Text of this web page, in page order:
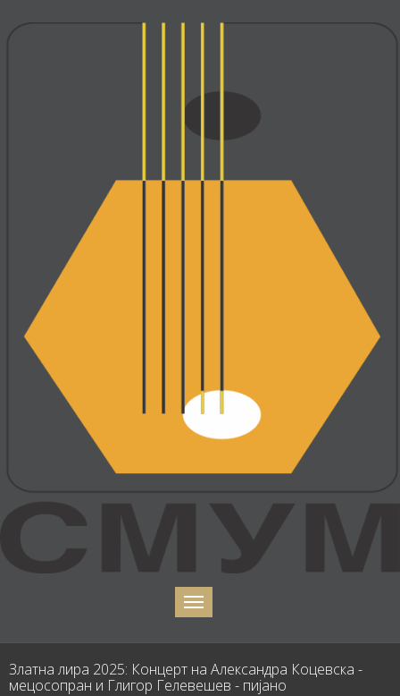
Златна лира 2025: Концерт на Александра Коцевска -
мецосопран и Глигор Гелевешев - пијано